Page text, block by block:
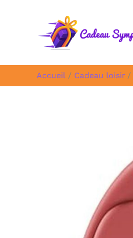
Accueil Cadeau loisir